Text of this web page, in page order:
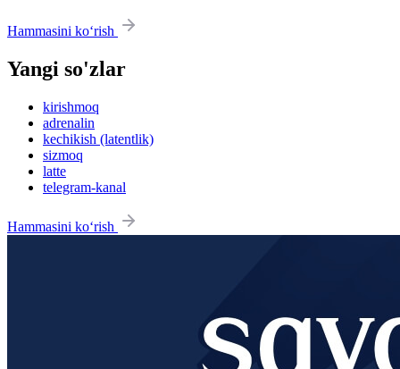
Hammasini ko‘rish
Yangi so'zlar
kirishmoq
adrenalin
kechikish (latentlik)
sizmoq
latte
telegram-kanal
Hammasini ko‘rish